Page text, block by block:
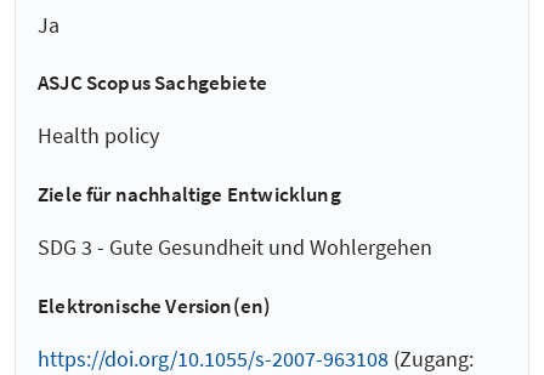
Ja
ASJC Scopus Sachgebiete
Health policy
Ziele für nachhaltige Entwicklung
SDG 3 - Gute Gesundheit und Wohlergehen
Elektronische Version(en)
https://doi.org/10.1055/s-2007-963108 (Zugang: